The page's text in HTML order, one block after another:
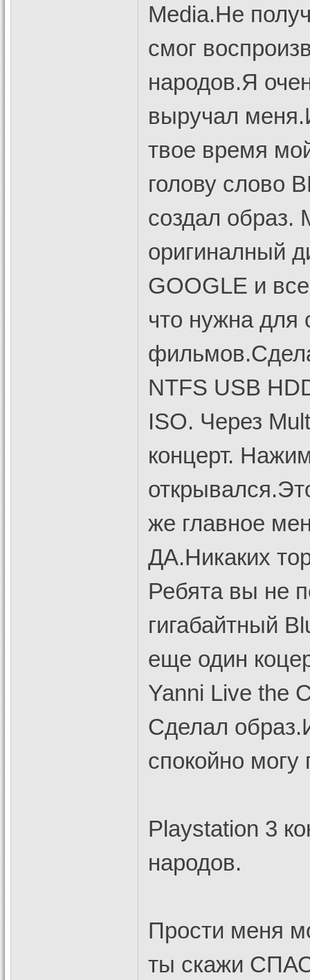
Media.Не
смог
народов.Я
выручал
твое время
голову слово
создал образ.
оригиналный
GOOGLE и
что нужна для
NTFS USB
ISO. Через
концерт.
же главное
ДА.Никаких
Ребята вы не
гигабайтный
еще один
Yanni Live the
Сделал
спокойно могу
Playstation 3
народов.
Прости меня
ты скажи